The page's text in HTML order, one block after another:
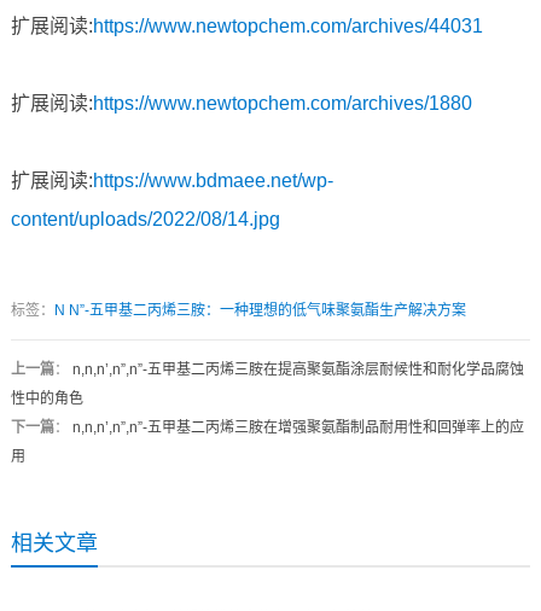
扩展阅读:https://www.newtopchem.com/archives/44031
扩展阅读:https://www.newtopchem.com/archives/1880
扩展阅读:https://www.bdmaee.net/wp-
content/uploads/2022/08/14.jpg
标签： N N”-五甲基二丙烯三胺：一种理想的低气味聚氨酯生产解决方案
上一篇： n,n,n’,n”,n”-五甲基二丙烯三胺在提高聚氨酯涂层耐候性和耐化学品腐蚀
性中的角色
下一篇： n,n,n’,n”,n”-五甲基二丙烯三胺在增强聚氨酯制品耐用性和回弹率上的应
用
相关文章